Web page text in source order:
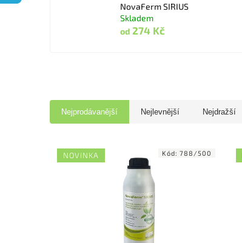
NovaFerm SIRIUS
Skladem
od 274 Kč
Nejprodávanější Nejlevnější Nejdražší
NOVINKA Kód:788/500